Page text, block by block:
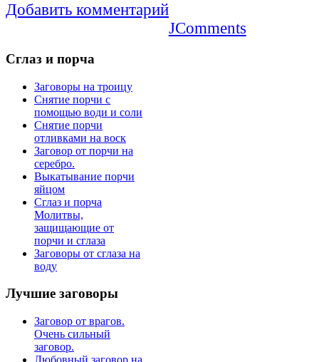
Добавить комментарий
JComments
Сглаз и порча
Заговоры на троицу
Снятие порчи с
помощью води и соли
Снятие порчи
отливками на воск
Заговор от порчи на
серебро.
Выкатывание порчи
яйцом
Сглаз и порча
Молитвы,
защищающие от
порчи и сглаза
Заговоры от сглаза на
воду
Лучшие заговоры
Заговор от врагов.
Очень сильный
заговор.